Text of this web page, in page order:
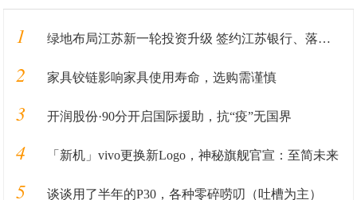
1 绿地布局江苏新一轮投资升级 签约江苏银行、落地重大产业
2 家具铰链影响家具使用寿命，选购需谨慎
3 开润股份·90分开启国际援助，抗“疫”无国界
4 「新机」vivo更换新Logo，神秘旗舰官宣：至简未来
5 谈谈用了半年的P30，各种零碎唠叨（吐槽为主）